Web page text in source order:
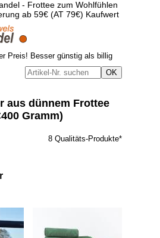
- Frottee zum Wohlfühlen
ab 59€ (AT 79€) Kaufwert
Preis! Besser günstig als billig
aus dünnem Frottee
Gramm)
8 Qualitäts-Produkte*